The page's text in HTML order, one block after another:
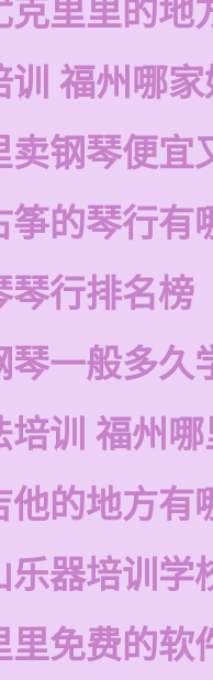
克里里的地
训 福州哪
卖钢琴便宜
筝的琴行有
琴行排名榜
琴一般多久
培训 福州
他的地方有
乐器培训学
里免费的软